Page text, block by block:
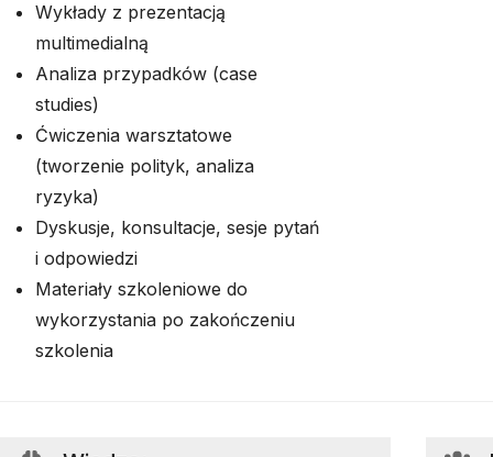
Wykłady z prezentacją
multimedialną
Analiza przypadków (case
studies)
Ćwiczenia warsztatowe
(tworzenie polityk, analiza
ryzyka)
Dyskusje, konsultacje, sesje pytań
i odpowiedzi
Materiały szkoleniowe do
wykorzystania po zakończeniu
szkolenia